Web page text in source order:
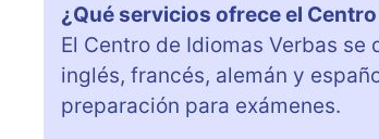
¿Qué servicios ofrece el
El Centro de Idiomas Verbas
inglés, francés, alemán y
preparación para exámenes.